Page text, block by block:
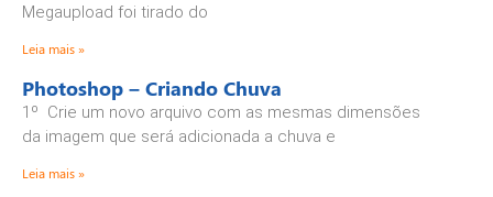
Megaupload foi tirado do
Leia mais »
Photoshop – Criando Chuva
1º Crie um novo arquivo com as mesmas dimensões
da imagem que será adicionada a chuva e
Leia mais »